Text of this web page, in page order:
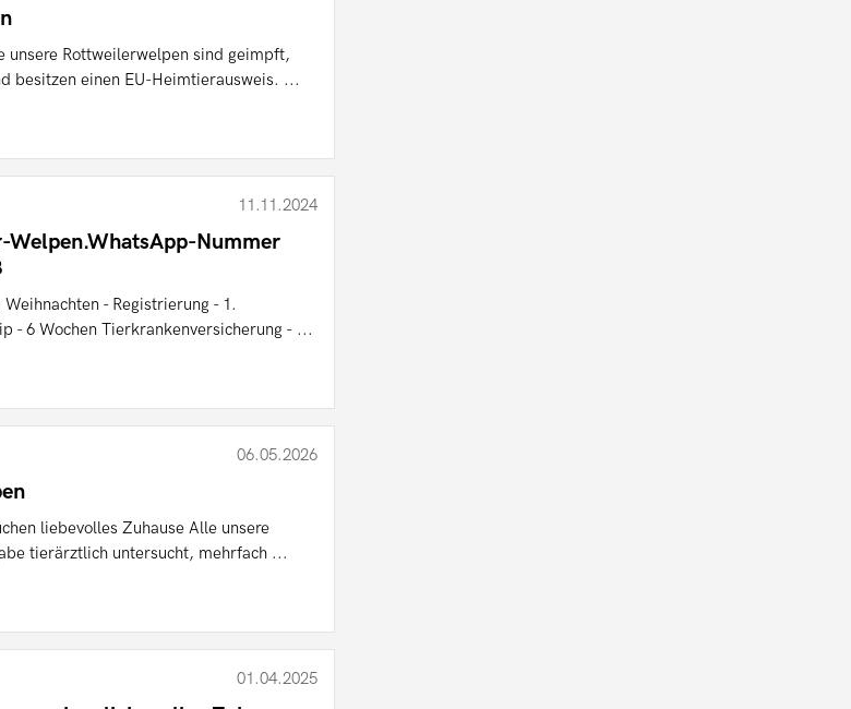
unsere Rottweilerwelpen sind geimpft,
besitzen einen EU-Heimtierausweis. ...
11.11.2024
Welpen.WhatsApp-Nummer
- Registrierung - 1.
- 6 Wochen Tierkrankenversicherung - ...
06.05.2026
liebevolles Zuhause Alle unsere
tierärztlich untersucht, mehrfach ...
01.04.2025